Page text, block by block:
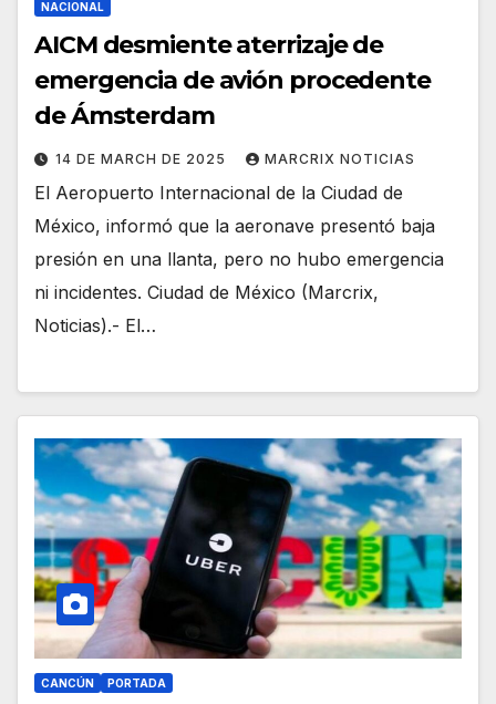
NACIONAL
AICM desmiente aterrizaje de
emergencia de avión procedente
de Ámsterdam
14 DE MARCH DE 2025 MARCRIX NOTICIAS
El Aeropuerto Internacional de la Ciudad de
México, informó que la aeronave presentó baja
presión en una llanta, pero no hubo emergencia
ni incidentes. Ciudad de México (Marcrix,
Noticias).- El…
CANCÚN PORTADA